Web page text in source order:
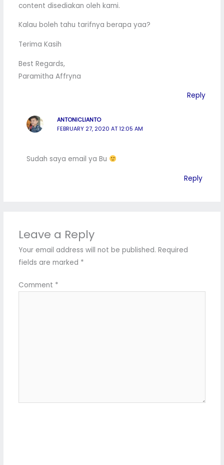
content disediakan oleh kami.
Kalau boleh tahu tarifnya berapa yaa?
Terima Kasih
Best Regards,
Paramitha Affryna
Reply
ANTONICLIANTO
FEBRUARY 27, 2020 AT 12:05 AM
Sudah saya email ya Bu
Reply
Leave a Reply
Your email address will not be published. Required
fields are marked *
Comment *